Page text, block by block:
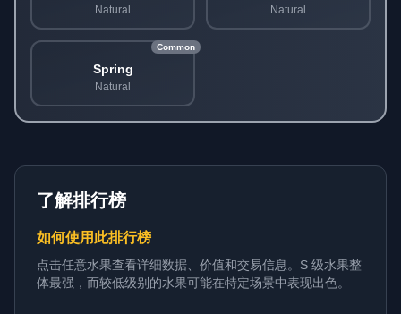
Natural Natural
Common
Spring
Natural
了解排行榜
如何使用此排行榜
点击任意水果查看详细数据、价值和交易信息。S 级水果整
体最强，而较低级别的水果可能在特定场景中表现出色。